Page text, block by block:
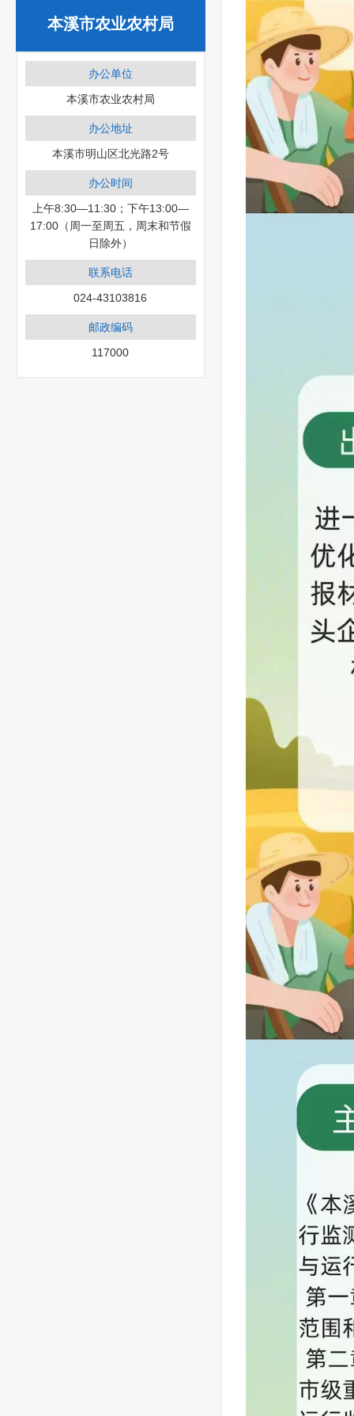
本溪市农业农村局
办公单位
本溪市农业农村局
办公地址
本溪市明山区北光路2号
办公时间
上午8:30—11:30；下午13:00—
17:00（周一至周五，周末和节假
日除外）
联系电话
024-43103816
邮政编码
117000